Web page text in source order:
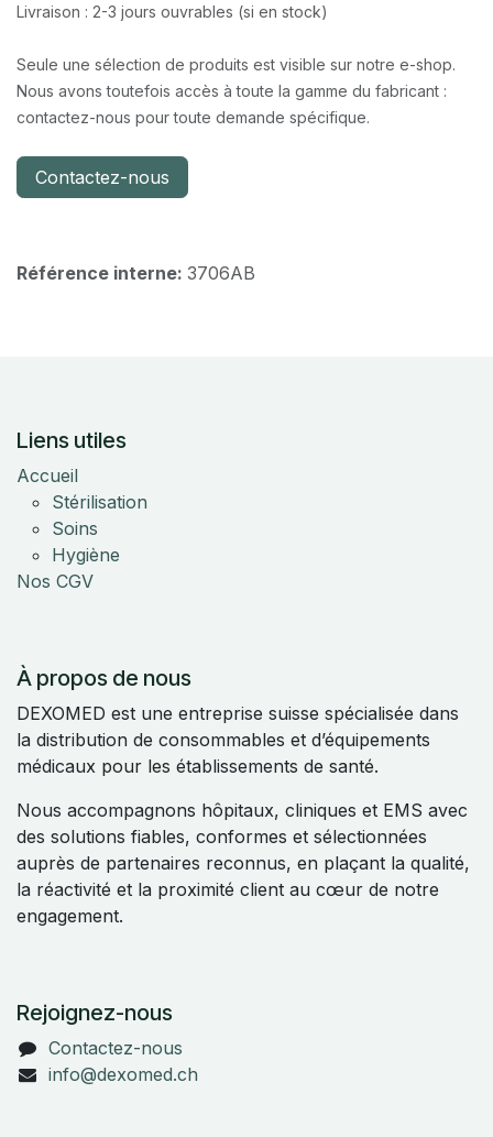
Livraison : 2-3 jours ouvrables (si en stock)
Seule une sélection de produits est visible sur notre e-shop.
Nous avons toutefois accès à toute la gamme du fabricant :
contactez-nous pour toute demande spécifique.
Contactez-nous
Référence interne: 3706AB
Liens utiles
Accueil
Stérilisation
Soins
Hygiène
Nos CGV
À propos de nous
DEXOMED est une entreprise suisse spécialisée dans
la distribution de consommables et d’équipements
médicaux pour les établissements de santé.
Nous accompagnons hôpitaux, cliniques et EMS avec
des solutions fiables, conformes et sélectionnées
auprès de partenaires reconnus, en plaçant la qualité,
la réactivité et la proximité client au cœur de notre
engagement.
Rejoignez-nous
Contactez-nous
info@dexomed.ch